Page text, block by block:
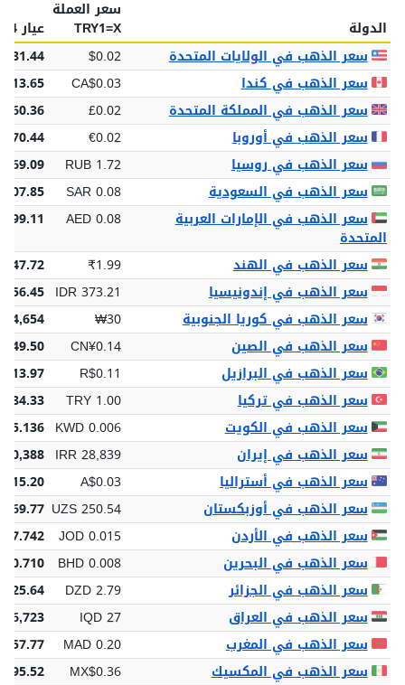
الدولة
سعر العملة
TRY1=X
عيار 14
سعر الذهب في الولايات المتحدة
$0.02
$81.44
سعر الذهب في كندا
CA$0.03
سعر الذهب في المملكة المتحدة
£0.02
£60.36
سعر الذهب في أوروبا
€0.02
€70.44
سعر الذهب في روسيا
RUB 1.72
سعر الذهب في السعودية
SAR 0.08
سعر الذهب في الإمارات العربية
المتحدة
AED 0.08
سعر الذهب في الهند
₹1.99
سعر الذهب في إندونيسيا
IDR 373.21
سعر الذهب في كوريا الجنوبية
₩30
سعر الذهب في الصين
CN¥0.14
سعر الذهب في البرازيل
R$0.11
سعر الذهب في تركيا
TRY 1.00
سعر الذهب في الكويت
KWD 0.006
سعر الذهب في إيران
IRR 28,839
سعر الذهب في أستراليا
A$0.03
سعر الذهب في أوزبكستان
UZS 250.54
سعر الذهب في الأردن
JOD 0.015
سعر الذهب في البحرين
BHD 0.008
سعر الذهب في الجزائر
DZD 2.79
سعر الذهب في العراق
IQD 27
سعر الذهب في المغرب
MAD 0.20
سعر الذهب في المكسيك
MX$0.36